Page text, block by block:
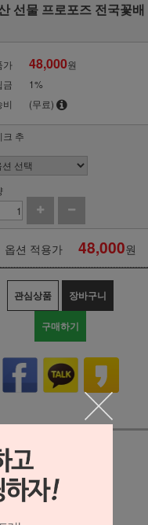
선물 프로포즈 전국꽃배
가 48,000원
금
1%
(무료)
크 추
옵션 적용가 48,000원
관심상품 장바구니
구매하기
기